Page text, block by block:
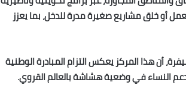
أو خلق مشاريع صغيرة مدرة للدخل، بما يعزز
أن هذا المركز يعكس التزام المبادرة الوطنية
دعم النساء في وضعية هشاشة بالعالم القروي.